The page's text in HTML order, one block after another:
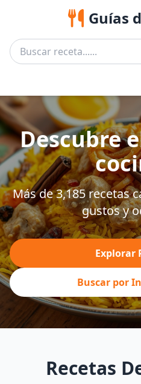
Guías
Descubre
Más de 3,185 recetas
gustos y
Explorar
Buscar por
Recetas